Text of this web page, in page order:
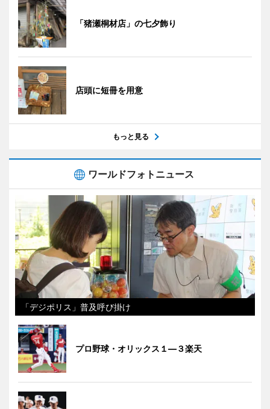
「猪瀬桐材店」の七夕飾り
店頭に短冊を用意
もっと見る
ワールドフォトニュース
「デジポリス」普及呼び掛け
プロ野球・オリックス１―３楽天